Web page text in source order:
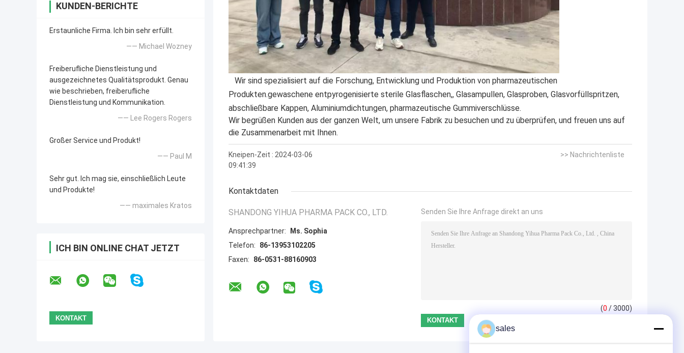
KUNDEN-BERICHTE
Erstaunliche Firma. Ich bin sehr erfüllt.
—— Michael Wozney
Freiberufliche Dienstleistung und
ausgezeichnetes Qualitätsprodukt. Genau
wie beschrieben, freiberufliche
Dienstleistung und Kommunikation.
—— Lee Rogers Rogers
Großer Service und Produkt!
—— Paul M
Sehr gut. Ich mag sie, einschließlich Leute
und Produkte!
—— maximales Kratos
ICH BIN ONLINE CHAT JETZT
Wir sind spezialisiert auf die Forschung, Entwicklung und Produktion von pharmazeutischen
Produkten.gewaschene entpyrogenisierte sterile Glasflaschen,, Glasampullen, Glasproben, Glasvorfüllspritzen,
abschließbare Kappen, Aluminiumdichtungen, pharmazeutische Gummiverschlüsse.
Wir begrüßen Kunden aus der ganzen Welt, um unsere Fabrik zu besuchen und zu überprüfen, und freuen uns auf
die Zusammenarbeit mit Ihnen.
Kneipen-Zeit : 2024-03-06
09:41:39
>> Nachrichtenliste
Kontaktdaten
SHANDONG YIHUA PHARMA PACK CO., LTD.
Ansprechpartner:
Ms. Sophia
Telefon:
86-13953102205
Faxen:
86-0531-88160903
Senden Sie Ihre Anfrage direkt an uns
(0 / 3000)
sales